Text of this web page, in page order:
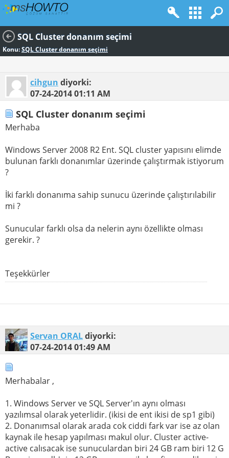
SQL Cluster donanım seçimi
Konu:SQL Cluster donanım seçimi
cihgun diyorki:
07-24-201401:11 AM
SQL Cluster donanım seçimi
Merhaba
Windows Server 2008 R2 Ent. SQL cluster yapısını elimde
bulunan farklı donanımlar üzerinde çalıştırmak istiyorum
?
İki farklı donanıma sahip sunucu üzerinde çalıştırılabilir
mi ?
Sunucular farklı olsa da nelerin aynı özellikte olması
gerekir. ?
Teşekkürler
Servan ORALdiyorki:
07-24-201401:49 AM
Merhabalar ,
1. Windows Server ve SQL Server'ın aynı olması
yazılımsal olarak yeterlidir. (ikisi de ent ikisi de sp1 gibi)
2. Donanımsal olarak arada cok ciddi fark var ise az olan
kaynak ile hesap yapılması makul olur. Cluster active-
active calısacak ise sunuculardan biri 24 GB ram biri 12 G